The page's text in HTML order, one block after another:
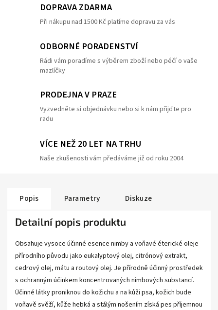
DOPRAVA ZDARMA
Při nákupu nad 1500 Kč platíme dopravu za vás
ODBORNÉ PORADENSTVÍ
Rádi vám poradíme s výběrem zboží nebo péčí o vaše
mazlíčky
PRODEJNA V PRAZE
Vyzvedněte si objednávku nebo si k nám přijďte pro
radu
VÍCE NEŽ 20 LET NA TRHU
Naše zkušenosti vám předáváme již od roku 2004
Popis Parametry Diskuze
Detailní popis produktu
Obsahuje vysoce účinné esence nimby a voňavé éterické oleje
přírodního původu jako eukalyptový olej, citrónový extrakt,
cedrový olej, mátu a routový olej. Je přírodně účinný prostředek
s ochranným účinkem koncentrovaných nimbových substancí.
Üčinné látky proniknou do kožichu a na kůži psa, kožich bude
voňavě svěží, kůže hebká a stálým nošením získá pes příjemnou